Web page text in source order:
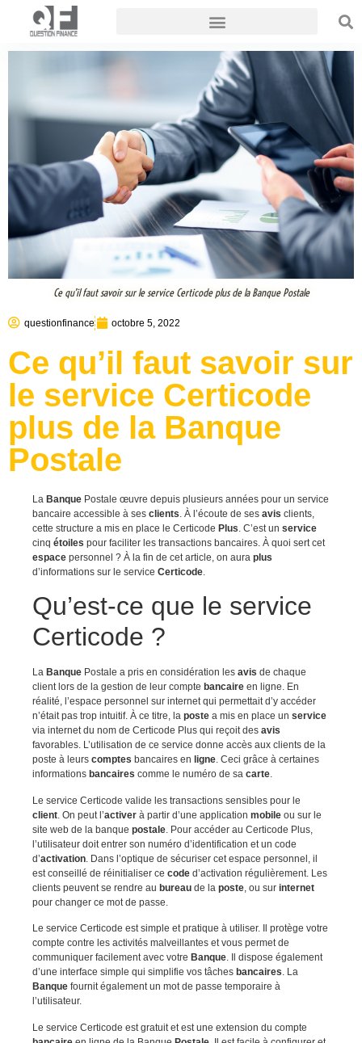
Ce qu’il faut savoir sur le service Certicode plus de la Banque Postale
questionfinance octobre 5, 2022
Ce qu’il faut savoir sur
le service Certicode
plus de la Banque
Postale
La Banque Postale œuvre depuis plusieurs années pour un service
bancaire accessible à ses clients. À l’écoute de ses avis clients,
cette structure a mis en place le Certicode Plus. C’est un service
cinq étoiles pour faciliter les transactions bancaires. À quoi sert cet
espace personnel ? À la fin de cet article, on aura plus
d’informations sur le service Certicode.
Qu’est-ce que le service
Certicode ?
La Banque Postale a pris en considération les avis de chaque
client lors de la gestion de leur compte bancaire en ligne. En
réalité, l’espace personnel sur internet qui permettait d’y accéder
n’était pas trop intuitif. À ce titre, la poste a mis en place un service
via internet du nom de Certicode Plus qui reçoit des avis
favorables. L’utilisation de ce service donne accès aux clients de la
poste à leurs comptes bancaires en ligne. Ceci grâce à certaines
informations bancaires comme le numéro de sa carte.
Le service Certicode valide les transactions sensibles pour le
client . On peut l’activer à partir d’une application mobile ou sur le
site web de la banque postale . Pour accéder au Certicode Plus,
l’utilisateur doit entrer son numéro d’identification et un code
d’activation . Dans l’optique de sécuriser cet espace personnel, il
est conseillé de réinitialiser ce code d’activation régulièrement. Les
clients peuvent se rendre au bureau de la poste , ou sur internet
pour changer ce mot de passe.
Le service Certicode est simple et pratique à utiliser. Il protège votre
compte contre les activités malveillantes et vous permet de
communiquer facilement avec votre Banque. Il dispose également
d’une interface simple qui simplifie vos tâches bancaires. La
Banque fournit également un mot de passe temporaire à
l’utilisateur.
Le service Certicode est gratuit et est une extension du compte